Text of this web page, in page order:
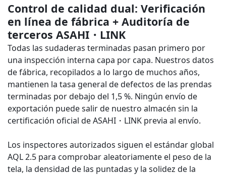
Control de calidad dual: Verificación
en línea de fábrica + Auditoría de
terceros ASAHI・LINK
Todas las sudaderas terminadas pasan primero por
una inspección interna capa por capa. Nuestros datos
de fábrica, recopilados a lo largo de muchos años,
mantienen la tasa general de defectos de las prendas
terminadas por debajo del 1,5 %. Ningún envío de
exportación puede salir de nuestro almacén sin la
certificación oficial de ASAHI・LINK previa al envío.
Los inspectores autorizados siguen el estándar global
AQL 2.5 para comprobar aleatoriamente el peso de la
tela, la densidad de las puntadas y la solidez de la